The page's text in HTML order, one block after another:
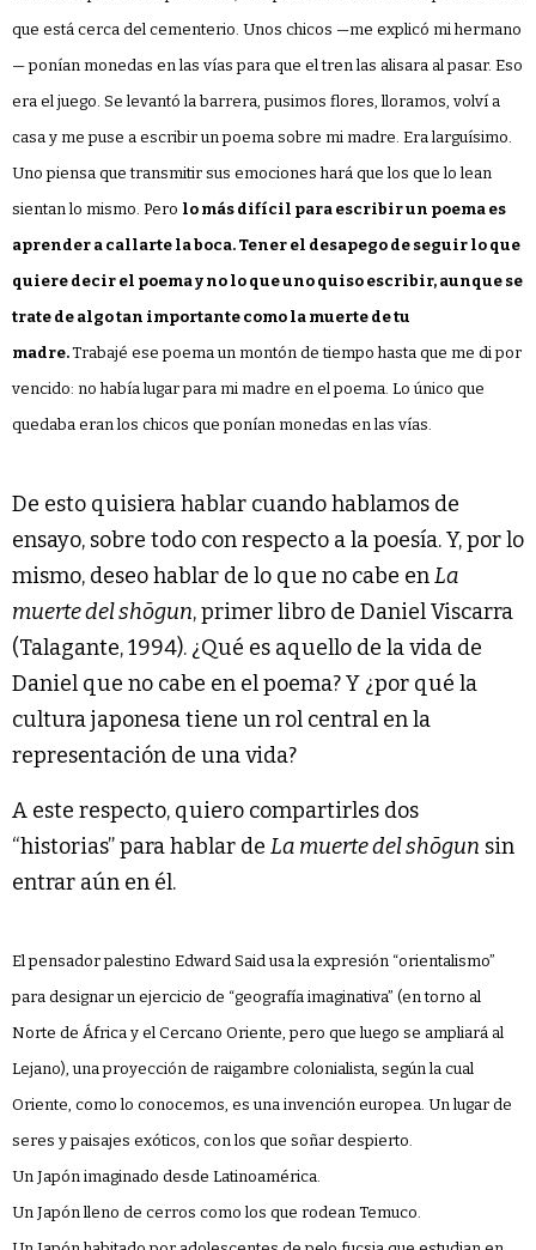
que está cerca del cementerio. Unos chicos —me explicó mi hermano
— ponían monedas en las vías para que el tren las alisara al pasar. Eso
era el juego. Se levantó la barrera, pusimos flores, lloramos, volví a
casa y me puse a escribir un poema sobre mi madre. Era larguísimo.
Uno piensa que transmitir sus emociones hará que los que lo lean
sientan lo mismo. Pero lo más difícil para escribir un poema es
aprender a callarte la boca. Tener el desapego de seguir lo que
quiere decir el poema y no lo que uno quiso escribir, aunque se
trate de algo tan importante como la muerte de tu
madre.Trabajé ese poema un montón de tiempo hasta que me di por
vencido: no había lugar para mi madre en el poema. Lo único que
quedaba eran los chicos que ponían monedas en las vías.
De esto quisiera hablar cuando hablamos de
ensayo, sobre todo con respecto a la poesía. Y, por lo
mismo, deseo hablar de lo que no cabe enLa
muerte del shōgun, primer libro de Daniel Viscarra
(Talagante, 1994). ¿Qué es aquello de la vida de
Daniel que no cabe en el poema? Y ¿por qué la
cultura japonesa tiene un rol central en la
representación de una vida?
A este respecto, quiero compartirles dos
“historias” para hablar de La muerte del shōgun sin
entrar aún en él.
El pensador palestino Edward Said usa la expresión “orientalismo”
para designar un ejercicio de “geografía imaginativa” (en torno al
Norte de África y el Cercano Oriente, pero que luego se ampliará al
Lejano), una proyección de raigambre colonialista, según la cual
Oriente, como lo conocemos, es una invención europea. Un lugar de
seres y paisajes exóticos, con los que soñar despierto.
Un Japón imaginado desde Latinoamérica.
Un Japón lleno de cerros como los que rodean Temuco.